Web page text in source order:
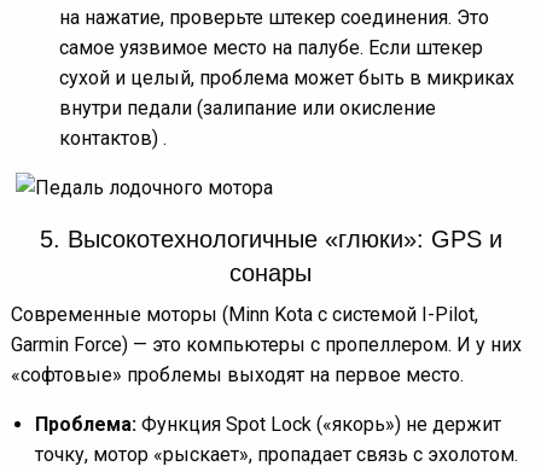
на нажатие, проверьте штекер соединения. Это
самое уязвимое место на палубе. Если штекер
сухой и целый, проблема может быть в микриках
внутри педали (залипание или окисление
контактов) .
5. Высокотехнологичные «глюки»: GPS и
сонары
Современные моторы (Minn Kota с системой I-Pilot,
Garmin Force) — это компьютеры с пропеллером. И у них
«софтовые» проблемы выходят на первое место.
Проблема:Функция Spot Lock («якорь») не держит
точку, мотор «рыскает», пропадает связь с эхолотом.